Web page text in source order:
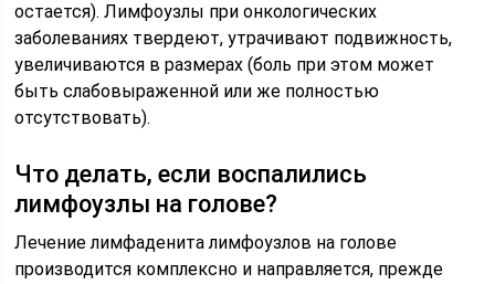
остается). Лимфоузлы при онкологических
заболеваниях твердеют, утрачивают подвижность,
увеличиваются в размерах (боль при этом может
быть слабовыраженной или же полностью
отсутствовать).
Что делать, если воспалились
лимфоузлы на голове?
Лечение лимфаденита лимфоузлов на голове
производится комплексно и направляется, прежде